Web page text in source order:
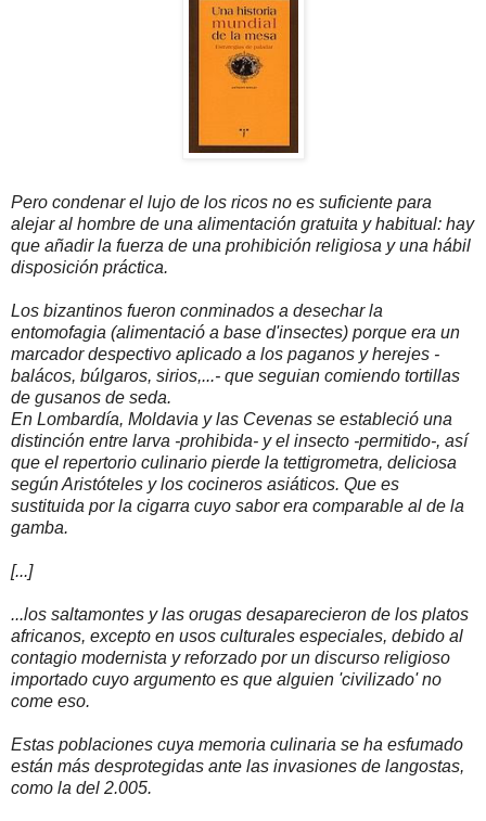
Pero condenar el lujo de los ricos no es suficiente para
alejar al hombre de una alimentación gratuita y habitual: hay
que añadir la fuerza de una prohibición religiosa y una hábil
disposición práctica.
Los bizantinos fueron conminados a desechar la
entomofagia (alimentació a base d'insectes) porque era un
marcador despectivo aplicado a los paganos y herejes -
balácos, búlgaros, sirios,...- que seguian comiendo tortillas
de gusanos de seda.
En Lombardía, Moldavia y las Cevenas se estableció una
distinción entre larva -prohibida- y el insecto -permitido-, así
que el repertorio culinario pierde la tettigrometra, deliciosa
según Aristóteles y los cocineros asiáticos. Que es
sustituida por la cigarra cuyo sabor era comparable al de la
gamba.
[...]
...los saltamontes y las orugas desaparecieron de los platos
africanos, excepto en usos culturales especiales, debido al
contagio modernista y reforzado por un discurso religioso
importado cuyo argumento es que alguien 'civilizado' no
come eso.
Estas poblaciones cuya memoria culinaria se ha esfumado
están más desprotegidas ante las invasiones de langostas,
como la del 2.005.